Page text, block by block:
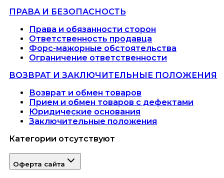
ПРАВА И БЕЗОПАСНОСТЬ
Права и обязанности сторон
Ответственность продавца
Форс-мажорные обстоятельства
Ограничение ответственности
ВОЗВРАТ И ЗАКЛЮЧИТЕЛЬНЫЕ ПОЛОЖЕНИЯ
Возврат и обмен товаров
Прием и обмен товаров с дефектами
Юридические основания
Заключительные положения
Категории отсутствуют
Оферта сайта